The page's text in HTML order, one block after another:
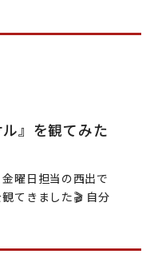
』を観てみた
曜日担当の西出で
てきました🎬 自分